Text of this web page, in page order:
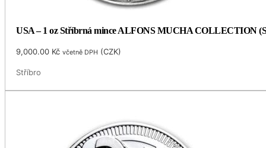
USA – 1 oz Stříbrná mince ALFONS MUCHA COLLECTION
9,000.00 Kč včetně DPH (CZK)
Stříbro